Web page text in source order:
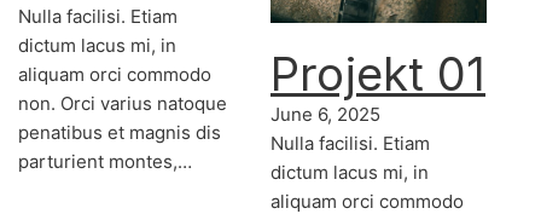
Nulla facilisi. Etiam
dictum lacus mi, in
aliquam orci commodo
non. Orci varius natoque
penatibus et magnis dis
parturient montes,…
Projekt 01
June 6, 2025
Nulla facilisi. Etiam
dictum lacus mi, in
aliquam orci commodo